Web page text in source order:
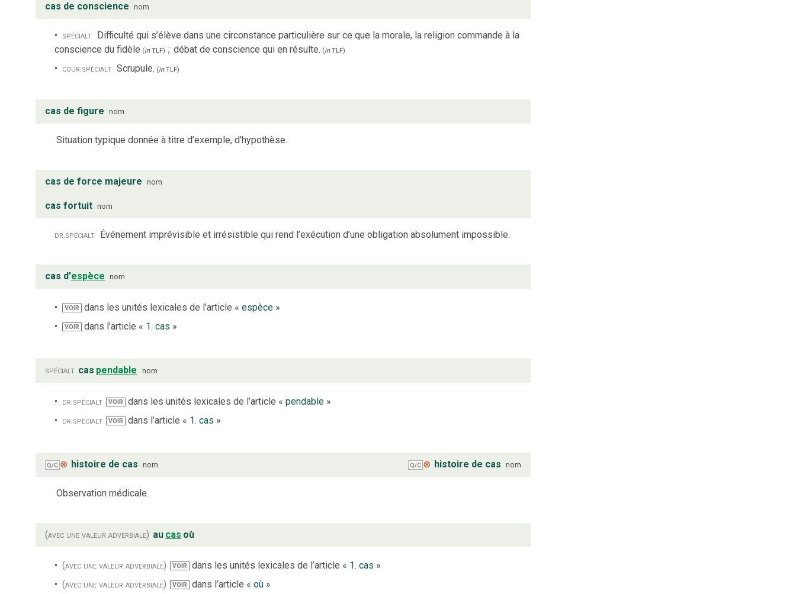
cas de conscience nom
spécialt Difficulté qui s’élève dans une circonstance particulière sur ce que la morale, la religion commande à la
conscience du fidèle (inTLF) ; débat de conscience qui en résulte. (inTLF)
cour.spécialt Scrupule. (inTLF)
cas de figure nom
Situation typique donnée à titre d’exemple, d’hypothèse.
cas de force majeure nom
cas fortuit nom
dr.spécialt Événement imprévisible et irrésistible qui rend l’exécution d’une obligation absolument impossible.
cas d'espèce nom
VOIR dans les unités lexicales de l’article «espèce »
VOIR dans l’article « 1. cas »
spécialt cas pendable nom
dr.spécialt VOIR dans les unités lexicales de l’article « pendable»
dr.spécialt VOIR dans l’article « 1. cas »
Q/C ⊗ histoire de cas nom Q/C ⊗ histoire de cas nom
Observation médicale.
(avec une valeur adverbiale) au cas où
(avec une valeur adverbiale) VOIR dans les unités lexicales de l’article « 1. cas »
(avec une valeur adverbiale)
VOIR dans l’article « où»